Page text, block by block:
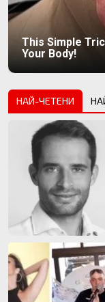
This Simple
Your Body!
НАЙ-ЧЕТЕНИ